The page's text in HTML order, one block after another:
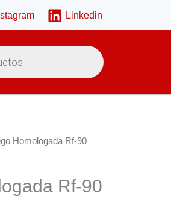
Linkedin
Homologada Rf-90
Rf-90